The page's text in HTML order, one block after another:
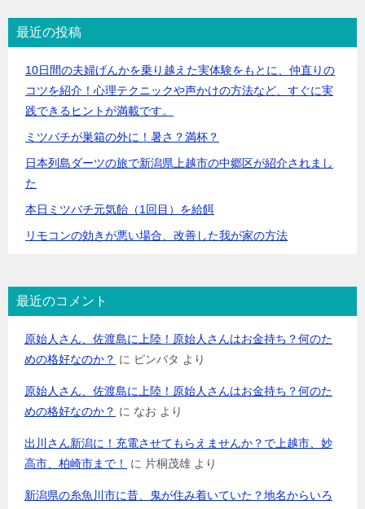
最近の投稿
10日間の夫婦げんかを乗り越えた実体験をもとに、仲直りの
コツを紹介！心理テクニックや声かけの方法など、すぐに実
践できるヒントが満載です。
ミツバチが巣箱の外に！暑さ？満杯？
日本列島ダーツの旅で新潟県上越市の中郷区が紹介されまし
た
本日ミツバチ元気飴（1回目）を給餌
リモコンの効きが悪い場合、改善した我が家の方法
最近のコメント
原始人さん、佐渡島に上陸！原始人さんはお金持ち？何のた
めの格好なのか？ に ピンバタ より
原始人さん、佐渡島に上陸！原始人さんはお金持ち？何のた
めの格好なのか？ に なお より
出川さん新潟に！充電させてもらえませんか？で上越市、妙
高市、柏崎市まで！
に 片桐茂雄 より
新潟県の糸魚川市に昔、鬼が住み着いていた？地名からいろ